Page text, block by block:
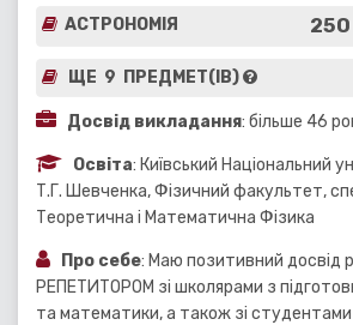
АСТРОНОМІЯ 250
ЩЕ 9 ПРЕДМЕТ(ІВ)
Досвід викладання: більше 46
Освіта: Київський Національний
Т.Г. Шевченка, Фізичний факультет,
Теоретична і Математична Фізика
Про себе: Маю позитивний досвід
РЕПЕТИТОРОМ зі школярами з
та математики, а також зі